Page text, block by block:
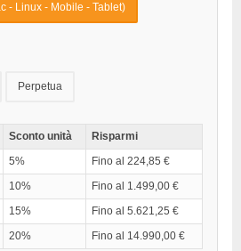
- Linux - Mobile - Tablet)
Perpetua
Sconto unità
Risparmi
5%
Fino al 224,85 €
10%
Fino al 1.499,00 €
15%
Fino al 5.621,25 €
20% Fino al 14.990,00 €